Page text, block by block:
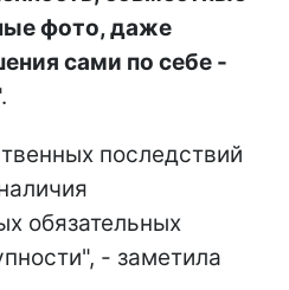
фото, даже
сами по себе -
последствий
обязательных
- заметила